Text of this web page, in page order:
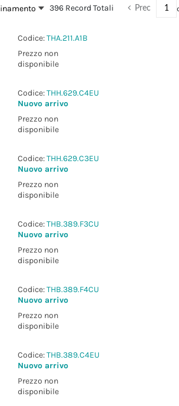
396 Record Totali Prec
Codice:THA.211.A1B
Prezzo non
disponibile
Codice:THH.629.C4EU
Nuovo arrivo
Prezzo non
disponibile
Codice:THH.629.C3EU
Nuovo arrivo
Prezzo non
disponibile
Codice:THB.389.F3CU
Nuovo arrivo
Prezzo non
disponibile
Codice:THB.389.F4CU
Nuovo arrivo
Prezzo non
disponibile
Codice:THB.389.C4EU
Nuovo arrivo
Prezzo non
disponibile